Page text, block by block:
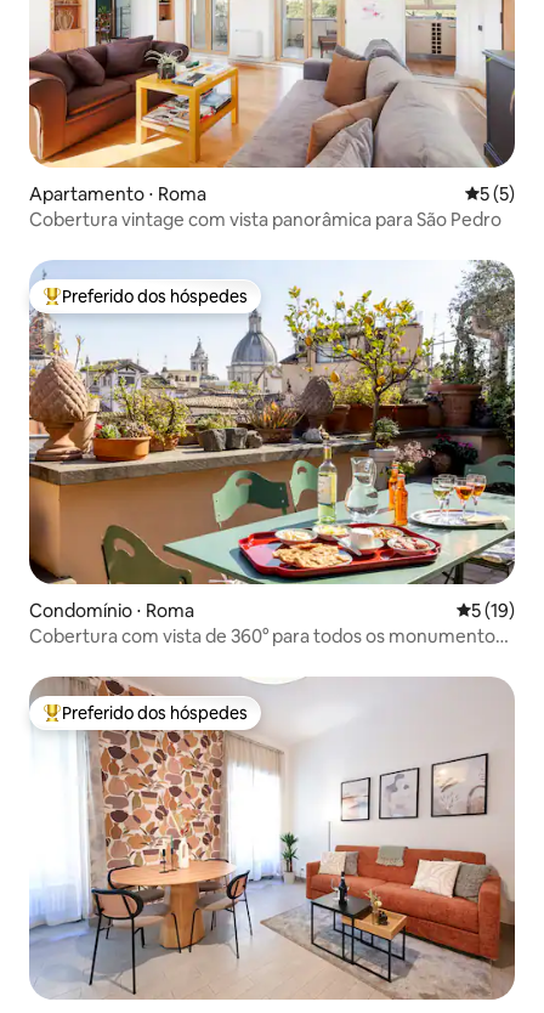
Apartamento ⋅ Roma 5 de
5 (5)
Cobertura vintage com vista panorâmica para São Pedro
Entre os melhores preferidos dos hóspedes
Preferido dos hóspedes
Condomínio ⋅ Roma 5 de uma
5 (19)
Cobertura com vista de 360° para todos os monumentos
Entre os melhores preferidos dos hóspedes
Preferido dos hóspedes